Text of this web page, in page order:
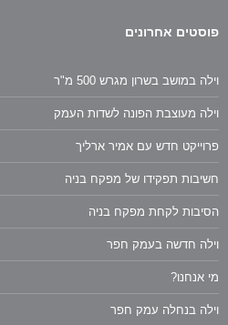
פוסטים אחרונים
וילה במושב בשרון מגרש 500 מ"ר
וילה מעוצבת הפונה לשדות העמק
פרוייקט חדש עם אמיר ארליך
חשיבות תפקידו של מפקח בניה
הסיבות לקחת מפקח בניה
וילה חדשה בעמק חפר
מי אנחנו?
וילה בנחלה עמק חפר